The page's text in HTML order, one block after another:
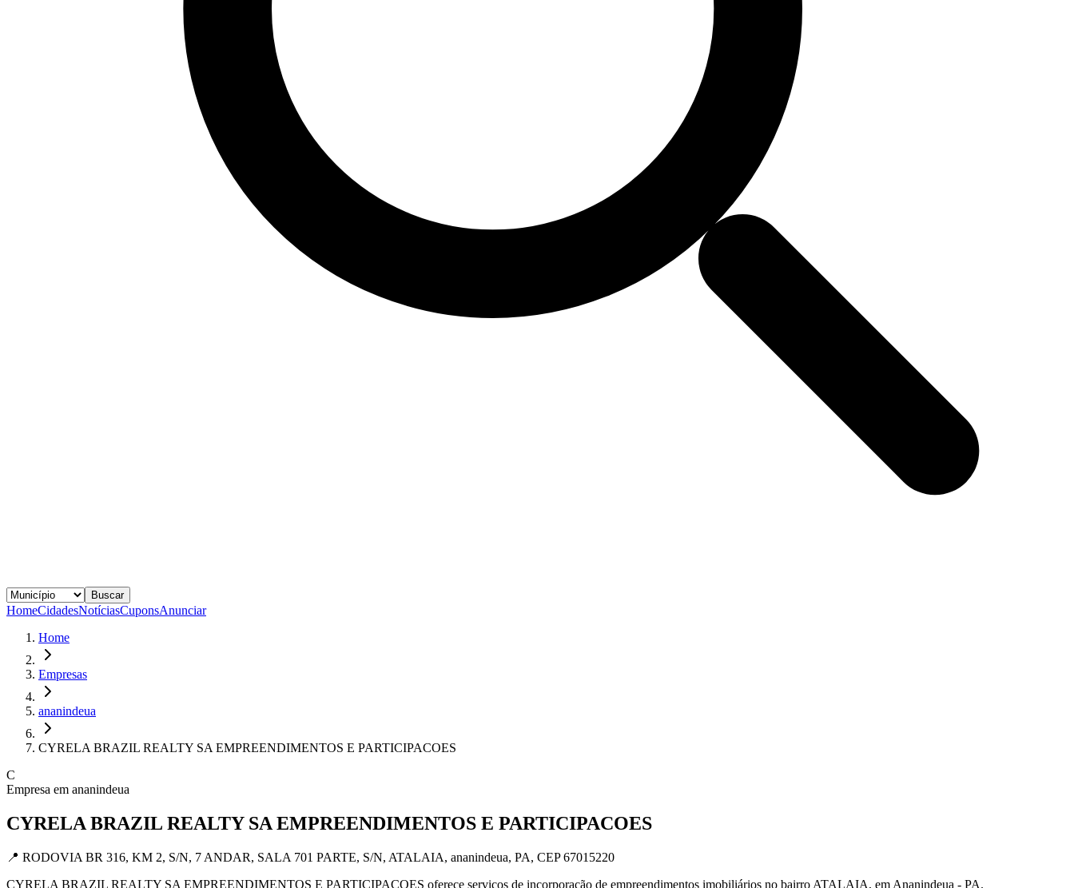
Buscar
HomeCidadesNotíciasCuponsAnunciar
Home
Empresas
ananindeua
CYRELA BRAZIL REALTY SA EMPREENDIMENTOS E PARTICIPACOES
C
Empresa em ananindeua
CYRELA BRAZIL REALTY SA EMPREENDIMENTOS E PARTICIPACOES
📍 RODOVIA BR 316, KM 2, S/N, 7 ANDAR, SALA 701 PARTE, S/N, ATALAIA, ananindeua, PA, CEP 67015220
CYRELA BRAZIL REALTY SA EMPREENDIMENTOS E PARTICIPACOES oferece serviços de incorporação de empreendimentos imobiliários no bairro ATALAIA, em Ananindeua - PA.